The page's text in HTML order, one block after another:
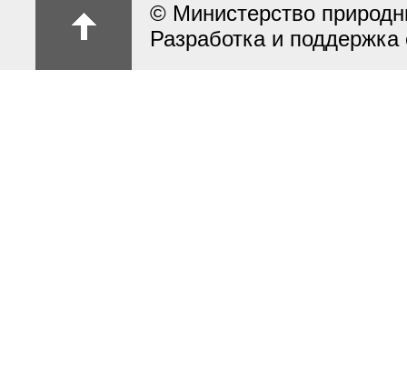
© Министерство
Разработка и